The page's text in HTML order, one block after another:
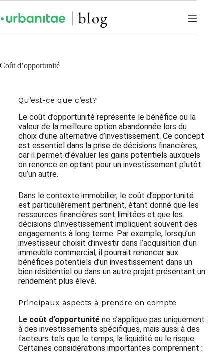
Coût d’opportunité
Qu’est-ce que c’est?
Le coût d’opportunité représente le bénéfice ou la
valeur de la meilleure option abandonnée lors du
choix d’une alternative d’investissement. Ce concept
est essentiel dans la prise de décisions financières,
car il permet d’évaluer les gains potentiels auxquels
on renonce en optant pour un investissement plutôt
qu’un autre.
Dans le contexte immobilier, le coût d’opportunité
est particulièrement pertinent, étant donné que les
ressources financières sont limitées et que les
décisions d’investissement impliquent souvent des
engagements à long terme. Par exemple, lorsqu’un
investisseur choisit d’investir dans l’acquisition d’un
immeuble commercial, il pourrait renoncer aux
bénéfices potentiels d’un investissement dans un
bien résidentiel ou dans un autre projet présentant un
rendement plus élevé.
Principaux aspects à prendre en compte
Le coût d’opportunité ne s’applique pas uniquement
à des investissements spécifiques, mais aussi à des
facteurs tels que le temps, la liquidité ou le risque.
Certaines considérations importantes comprennent :